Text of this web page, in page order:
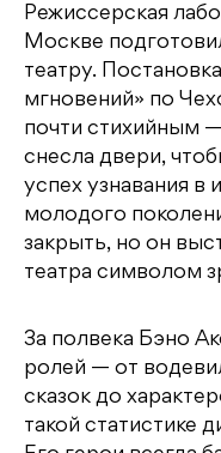
Режиссерская
Москве
театру.
мгновений» по
почти стихийным
снесла двери,
успех узнавания в
молодого
закрыть, но он
театра символом
За полвека Бэно
ролей — от
сказок до
такой статистике